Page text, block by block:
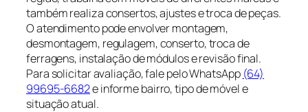
também realiza consertos, ajustes e troca de peças.
O atendimento pode envolver montagem,
desmontagem, regulagem, conserto, troca de
ferragens, instalação de módulos e revisão final.
Para solicitar avaliação, fale pelo WhatsApp (64)
99695-6682e informe bairro, tipo de móvel e
situação atual.